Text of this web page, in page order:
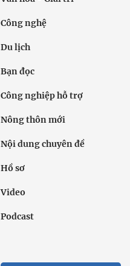
Công nghệ
Du lịch
Bạn đọc
Công nghiệp hỗ trợ
Nông thôn mới
Nội dung chuyên đề
Hồ sơ
Video
Podcast